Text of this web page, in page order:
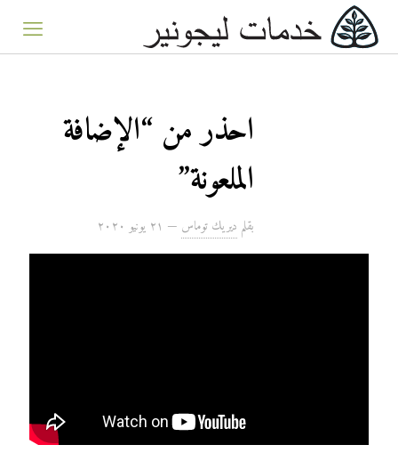
احذر من “الإضافة
الملعونة”
بقلم ديريك توماس — ۲۱ يونيو ۲۰۲۰